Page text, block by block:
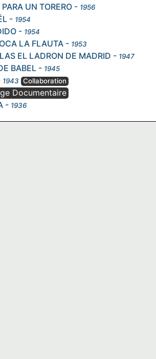
UN TORERO - 1956
- 1954
- 1954
LA FLAUTA - 1953
EL LADRON DE MADRID - 1947
BABEL - 1945
1943 Collaboration
Documentaire
- 1936